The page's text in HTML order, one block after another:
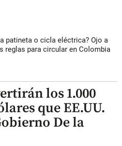
patineta o cicla eléctrica? Ojo a
reglas para circular en Colombia
los 1.000
que EE.UU.
De la